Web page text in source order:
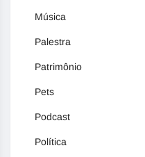
Música
Palestra
Patrimônio
Pets
Podcast
Política